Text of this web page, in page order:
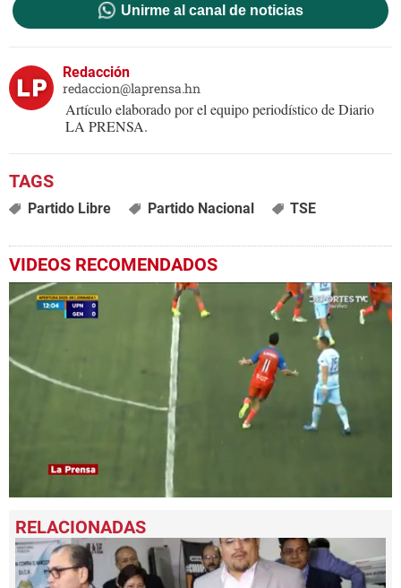
Unirme al canal de noticias
Redacción
redaccion@laprensa.hn
Artículo elaborado por el equipo periodístico de Diario
LA PRENSA.
Partido Libre Partido Nacional TSE
VIDEOS RECOMENDADOS
seconds
of
1
minute,
22